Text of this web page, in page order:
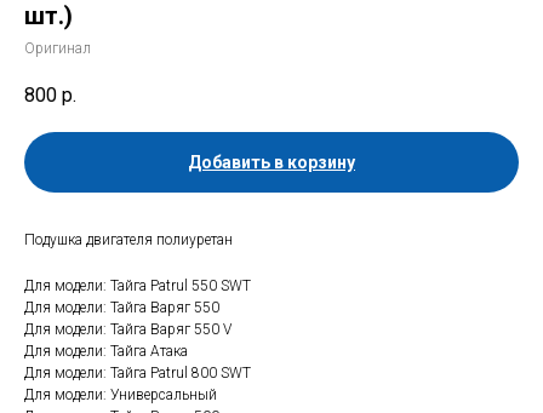
шт.)
Оригинал
800 р.
Добавить в корзину
Подушка двигателя полиуретан
Для модели: Тайга Patrul 550 SWT
Для модели: Тайга Варяг 550
Для модели: Тайга Варяг 550 V
Для модели: Тайга Атака
Для модели: Тайга Patrul 800 SWT
Для модели: Универсальный